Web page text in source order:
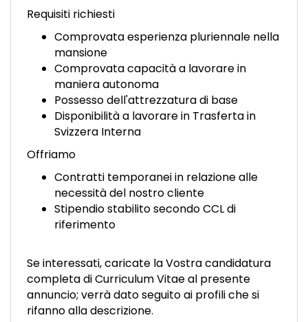
IT
DE
ES
PT
Requisiti richiesti
Comprovata esperienza pluriennale nella
mansione
Comprovata capacità a lavorare in
maniera autonoma
Possesso dell'attrezzatura di base
Disponibilità a lavorare in Trasferta in
Svizzera Interna
Offriamo
Contratti temporanei in relazione alle
necessità del nostro cliente
Stipendio stabilito secondo CCL di
riferimento
Se interessati, caricate la Vostra candidatura
completa di Curriculum Vitae al presente
annuncio; verrà dato seguito ai profili che si
rifanno alla descrizione.